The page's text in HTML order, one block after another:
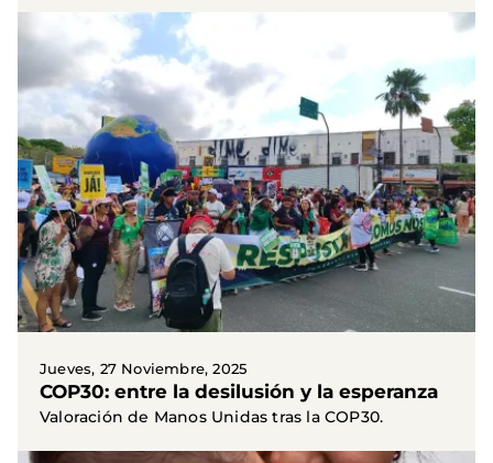
Jueves, 27 Noviembre, 2025
COP30: entre la desilusión y la esperanza
Valoración de Manos Unidas tras la COP30.